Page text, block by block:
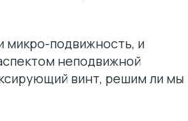
микро-подвижность, и
неподвижной
винт, решим ли мы